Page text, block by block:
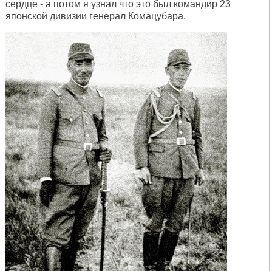
сердце - а потом я узнал что это был командир 23
японской дивизии генерал Комацубара.